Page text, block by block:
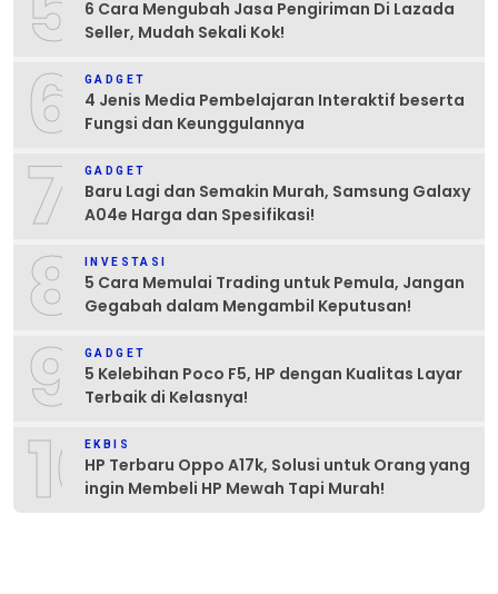
6 Cara Mengubah Jasa Pengiriman Di Lazada
Seller, Mudah Sekali Kok!
6 GADGET
4 Jenis Media Pembelajaran Interaktif beserta
Fungsi dan Keunggulannya
7 GADGET
Baru Lagi dan Semakin Murah, Samsung Galaxy
A04e Harga dan Spesifikasi!
8 INVESTASI
5 Cara Memulai Trading untuk Pemula, Jangan
Gegabah dalam Mengambil Keputusan!
9 GADGET
5 Kelebihan Poco F5, HP dengan Kualitas Layar
Terbaik di Kelasnya!
10EKBIS
HP Terbaru Oppo A17k, Solusi untuk Orang yang
ingin Membeli HP Mewah Tapi Murah!